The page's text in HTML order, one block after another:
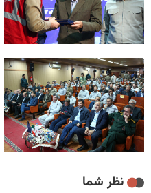
نظر شما